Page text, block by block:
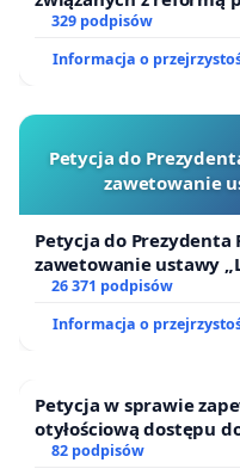
329 podpisów
Informacja o
Petycja do
zawetowanie
Petycja do Prezydenta
zawetowanie ustawy
26 371 podpisów
Informacja o
Petycja w sprawie
otyłościową dostępu
oraz programów
82 podpisów